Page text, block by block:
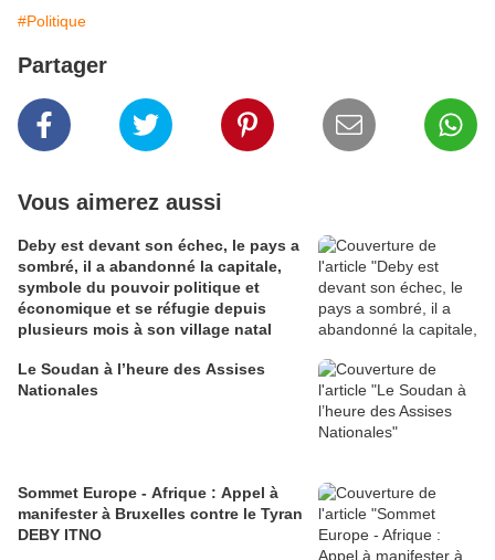
#Politique
Partager
Vous aimerez aussi
Deby est devant son échec, le pays a
sombré, il a abandonné la capitale,
symbole du pouvoir politique et
économique et se réfugie depuis
plusieurs mois à son village natal
Le Soudan à l’heure des Assises
Nationales
Sommet Europe - Afrique : Appel à
manifester à Bruxelles contre le Tyran
DEBY ITNO